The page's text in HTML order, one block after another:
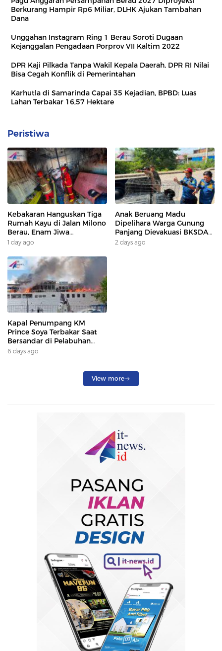
Berkurang Hampir Rp6 Miliar, DLHK Ajukan Tambahan
Dana
Unggahan Instagram Ring 1 Berau Soroti Dugaan
Kejanggalan Pengadaan Porprov VII Kaltim 2022
DPR Kaji Pilkada Tanpa Wakil Kepala Daerah, DPR RI Nilai
Bisa Cegah Konflik di Pemerintahan
Karhutla di Samarinda Capai 35 Kejadian, BPBD: Luas
Lahan Terbakar 16,57 Hektare
Peristiwa
Kebakaran Hanguskan Tiga
Rumah Kayu di Jalan Milono
Berau, Enam Jiwa
Terdampak
1 day ago
Anak Beruang Madu
Dipelihara Warga Gunung
Panjang Dievakuasi BKSDA
Dan DAMKAR
2 days ago
Kapal Penumpang KM
Prince Soya Terbakar Saat
Bersandar di Pelabuhan
Samarinda, Keberangkatan
6 days ago
View more